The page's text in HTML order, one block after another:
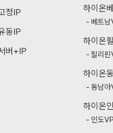
정IP
동IP
버+IP
하이온
베트
하이온
필리
하이온
동남
하이온
인도